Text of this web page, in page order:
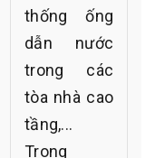
thống ống
dẫn nước
trong các
tòa nhà cao
tầng,...
Trong